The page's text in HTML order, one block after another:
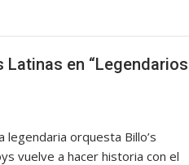
Latinas en “Legendarios
legendaria orquesta Billo’s
vuelve a hacer historia con el